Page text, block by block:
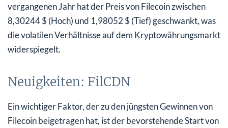
vergangenen Jahr hat der Preis von Filecoin zwischen
8,30244 $ (Hoch) und 1,98052 $ (Tief) geschwankt, was
die volatilen Verhältnisse auf dem Kryptowährungsmarkt
widerspiegelt.
Neuigkeiten: FilCDN
Ein wichtiger Faktor, der zu den jüngsten Gewinnen von
Filecoin beigetragen hat, ist der bevorstehende Start von